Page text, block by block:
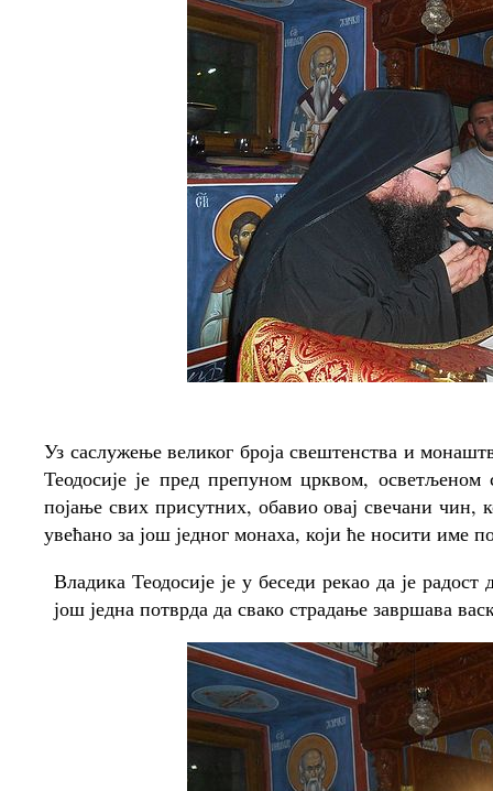
Уз саслужење великог броја свештенства и
Теодосије је пред препуном црквом,
појање свих присутних, обавио овај свечани чин,
увећано за још једног монаха, који ће носити
Владика Теодосије је у беседи рекао да је
још једна потврда да свако страдање завршава